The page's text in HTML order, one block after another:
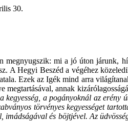
megnyugszik: mi a jó úton járunk,
A Hegyi Beszéd a végéhez
Ezek az Igék mind arra
annak
a kegyesség, a pogányoknál az erény
törvényes kegyességet
és böjtjével. Az